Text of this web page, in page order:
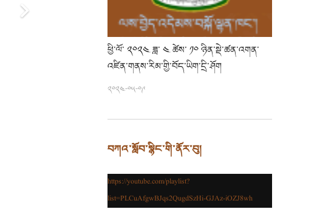
ཕྱི་ལོ་ ༢༠༢༤ ཟླ་ ༤ ཚེས་ ༡༠ ཉིན་སྡེ་ཚན་འགན་
འཛིན་གནས་རིམ་གྱི་བོད་ཡིག་དྲི་ཤོག
༢༠༢༤-༠༥-༠༩
བཀའ་སློབ་སྙིང་གི་ནོར་བུ།
https://youtube.com/playlist?
list=PLCuAfgwBJqs2QugdSzHi-GJAz-iOZJ8wh